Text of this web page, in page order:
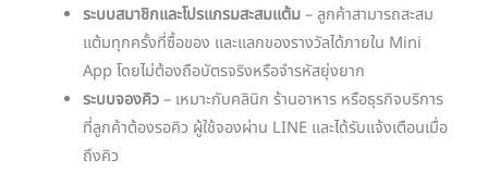
ระบบสมาชิกและโปรแกรมสะสมแต้ม– ลูกค้าสามารถสะสม
แต้มทุกครั้งที่ซื้อของ และแลกของรางวัลได้ภายใน Mini
App โดยไม่ต้องถือบัตรจริงหรือจำรหัสยุ่งยาก
ระบบจองคิว– เหมาะกับคลินิก ร้านอาหาร หรือธุรกิจบริการ
ที่ลูกค้าต้องรอคิว ผู้ใช้จองผ่าน LINE และได้รับแจ้งเตือนเมื่อ
ถึงคิว